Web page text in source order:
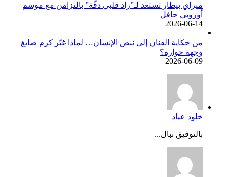
ميراي بيطار تستعد لـ”زاد قلبي دقّة” بالتزامن مع موسم
أوروبي حافل
2026-06-14
من حكاية الفنان إلى نبض الإنسان… لماذا غيّر كرم صايغ
وجهة حواره؟
2026-06-09
خلود عياد
بالتوفيق نبال...